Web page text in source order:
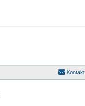
Kontakt